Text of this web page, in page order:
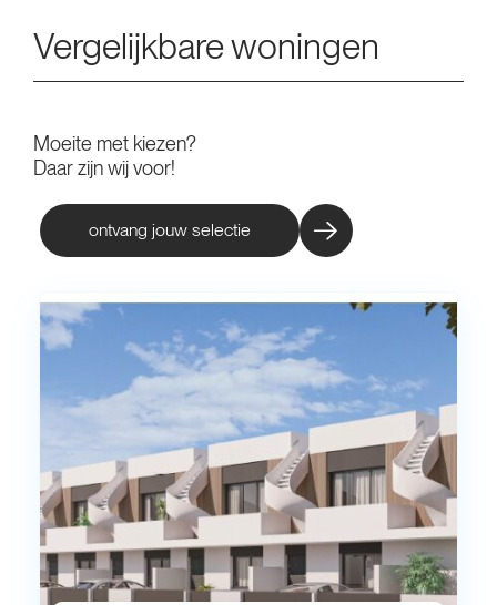
Vergelijkbare woningen
Moeite met kiezen?
Daar zijn wij voor!
ontvang jouw selectie